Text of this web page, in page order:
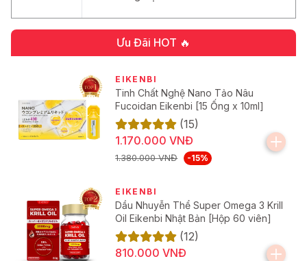
nuôi dưỡng da mềm mịn.
Công dụng nổi bật:
Khử mùi hôi nách hiệu quả, giúp mang lại cảm giác
dễ chịu và tự tin suốt cả ngày dài.
Ngăn ngừa và ức chế vi khuẩn gây mùi, từ đó hạn
chế tình trạng tái phát mùi khó chịu.
Kiểm soát tiết mồ hôi, giữ cho vùng da dưới cánh
tay luôn khô thoáng và thoải mái trong mọi hoạt
động.
Ưu Đãi HOT 🔥
EIKENBI
Tinh Chất Nghệ Nano Tảo Nâu
Fucoidan Eikenbi [15 Ống x 10ml]
(15)
1.170.000 VNĐ
1.380.000 VNĐ -15%
EIKENBI
Dầu Nhuyễn Thể Super Omega 3 Krill
Oil Eikenbi Nhật Bản [Hộp 60 viên]
(12)
810.000 VNĐ